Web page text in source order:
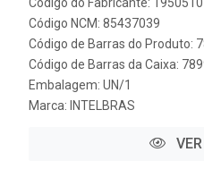
Código NCM: 85437039
Código de Barras do Produto:
Código de Barras da Caixa:
Embalagem: UN/1
Marca: INTELBRAS